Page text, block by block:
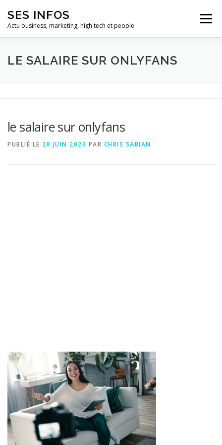
contenu
SES INFOS
Actu business, marketing, high tech et people
Menu
BUSINESS MARKETING
LE SALAIRE SUR ONLYFANS
le salaire sur onlyfans
PUBLIÉ LE 28 JUIN 2023 PAR CHRIS SABIAN